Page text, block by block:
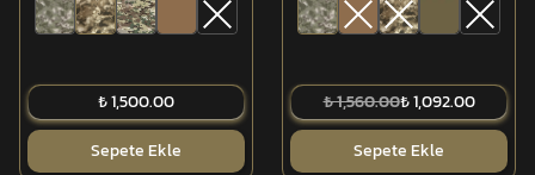
₺ 1,500.00
Sepete Ekle
₺ 1,560.00₺ 1,092.00
Sepete Ekle